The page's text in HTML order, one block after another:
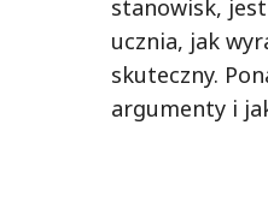
stanowisk,
ucznia, jak
skuteczny.
argumenty i